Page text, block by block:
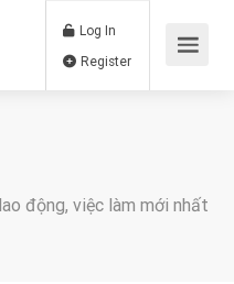
Log In
động, việc làm mới nhất